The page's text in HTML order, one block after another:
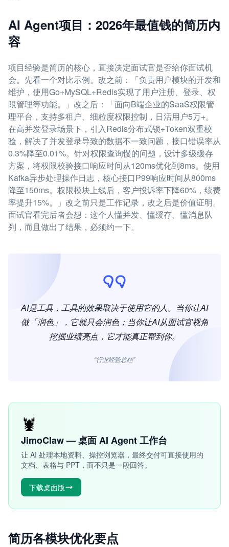
AI Agent项目：2026年最值钱的简历内
容
项目经验是简历的核心，直接决定面试官是否给你面试机
会。先看一个对比示例。改之前：「负责用户模块的开发和
维护，使用Go+MySQL+Redis实现了用户注册、登录、权
限管理等功能。」改之后：「面向B端企业的SaaS权限管
理平台，支持多租户、细粒度权限控制，日活用户5万+。
在高并发登录场景下，引入Redis分布式锁+Token双重校
验，解决了并发登录导致的数据不一致问题，接口错误率从
0.3%降至0.01%。针对权限查询慢的问题，设计多级缓存
方案，将权限校验接口响应时间从120ms优化到8ms。使用
Kafka异步处理操作日志，核心接口P99响应时间从800ms
降至150ms。权限模块上线后，客户投诉率下降60%，续费
率提升15%。」改之前只是工作记录，改之后是价值证明。
面试官看完后者会想：这个人懂并发、懂缓存、懂消息队
列，而且做出了结果，必须约一下。
AI是工具，工具的效果取决于使用它的人。当你让AI
做「润色」，它就只会润色；当你让AI从面试官视角
挖掘业绩亮点，它才能真正帮到你。
“行业经验总结”
🦞
JimoClaw — 桌面 AI Agent 工作台
让 AI 处理本地资料、操控浏览器，最终交付可直接使用的
文档、表格与 PPT，而不只是一段回答。
下载桌面版
简历各模块优化要点